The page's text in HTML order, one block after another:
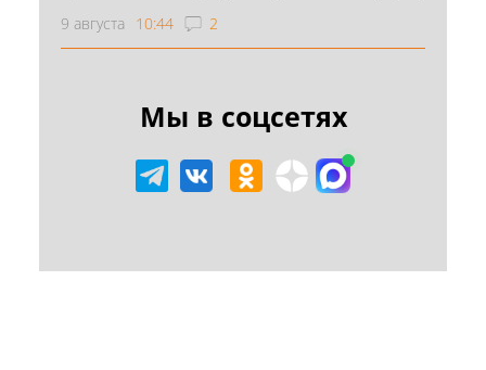
9 августа 10:44 2
Мы в соцсетях